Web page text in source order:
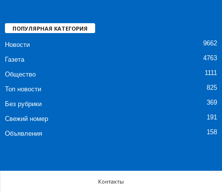
ПОПУЛЯРНАЯ КАТЕГОРИЯ
Новости 9662
Газета 4763
Общество 1111
Топ новости 825
Без рубрики 369
Свежий номер 191
Объявления 158
Контакты